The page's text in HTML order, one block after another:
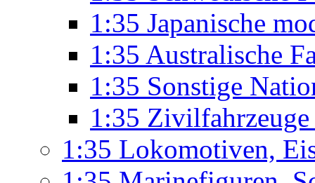
1:35 Japanische
1:35 Australische
1:35 Sonstige
1:35
1:35 Lokomotiven,